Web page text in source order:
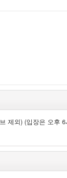
제외) (입장은 오후 6